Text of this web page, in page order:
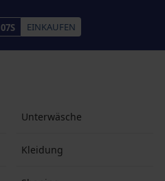
06S EINKAUFEN
Unterwäsche
Kleidung